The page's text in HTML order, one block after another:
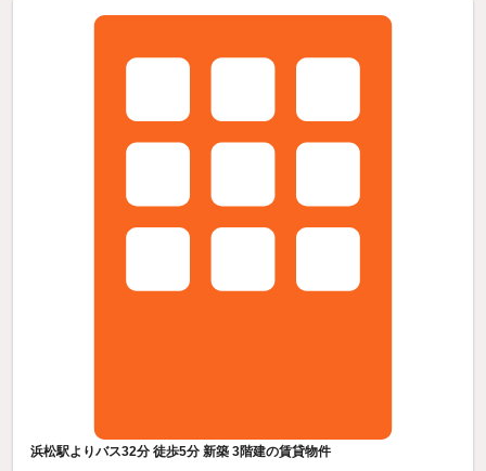
浜松駅よりバス32分 徒歩5分 新築 3階建の賃貸物件